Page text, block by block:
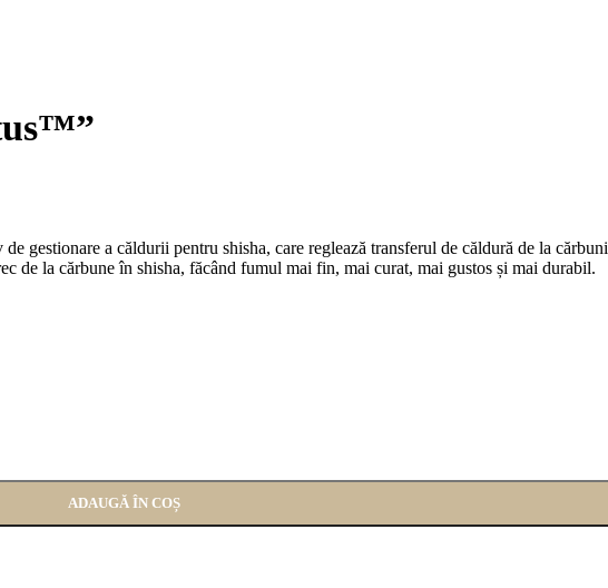
a căldurii pentru shisha, care reglează transferul de căldură de la cărbuni
de la cărbune în shisha, făcând fumul mai fin, mai curat, mai gustos și mai durabil.
ADAUGĂ ÎN COȘ